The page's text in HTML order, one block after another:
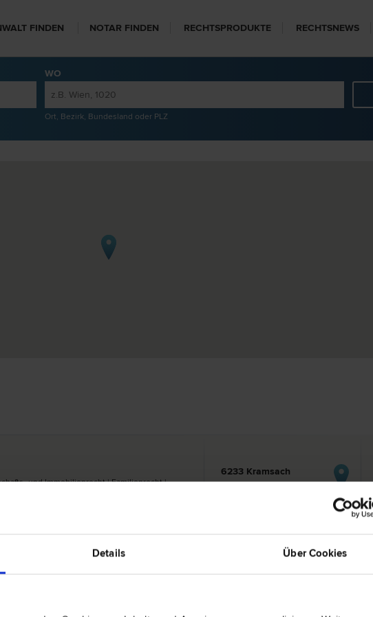
Details Über Cookies
FINDEN NOTAR FINDEN RECHTSPRODUKTE RECHTSNEWS
WO
Ort, Bezirk, Bundesland oder PLZ
und Immobilien­recht | Familien­recht |
6233 Kramsach